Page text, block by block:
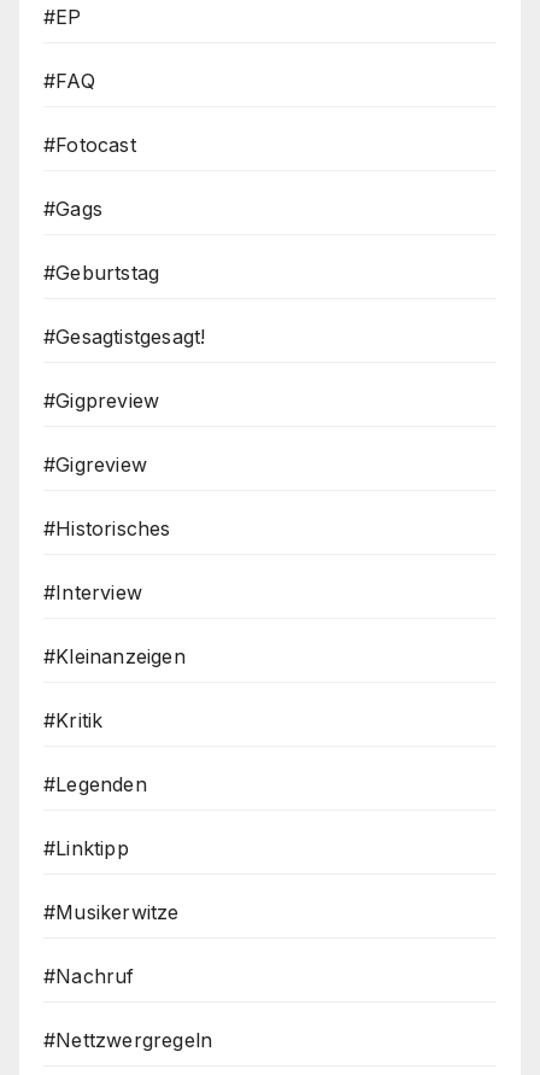
#EP
#FAQ
#Fotocast
#Gags
#Geburtstag
#Gesagtistgesagt!
#Gigpreview
#Gigreview
#Historisches
#Interview
#Kleinanzeigen
#Kritik
#Legenden
#Linktipp
#Musikerwitze
#Nachruf
#Nettzwergregeln